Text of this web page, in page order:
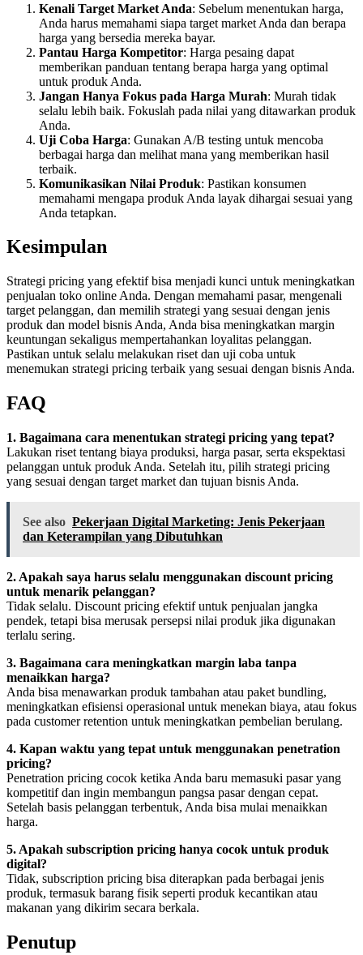
Kenali Target Market Anda: Sebelum menentukan harga,
Anda harus memahami siapa target market Anda dan berapa
harga yang bersedia mereka bayar.
Pantau Harga Kompetitor: Harga pesaing dapat
memberikan panduan tentang berapa harga yang optimal
untuk produk Anda.
Jangan Hanya Fokus pada Harga Murah: Murah tidak
selalu lebih baik. Fokuslah pada nilai yang ditawarkan produk
Anda.
Uji Coba Harga: Gunakan A/B testing untuk mencoba
berbagai harga dan melihat mana yang memberikan hasil
terbaik.
Komunikasikan Nilai Produk: Pastikan konsumen
memahami mengapa produk Anda layak dihargai sesuai yang
Anda tetapkan.
Kesimpulan
Strategi pricing yang efektif bisa menjadi kunci untuk meningkatkan
penjualan toko online Anda. Dengan memahami pasar, mengenali
target pelanggan, dan memilih strategi yang sesuai dengan jenis
produk dan model bisnis Anda, Anda bisa meningkatkan margin
keuntungan sekaligus mempertahankan loyalitas pelanggan.
Pastikan untuk selalu melakukan riset dan uji coba untuk
menemukan strategi pricing terbaik yang sesuai dengan bisnis Anda.
FAQ
1. Bagaimana cara menentukan strategi pricing yang tepat?
Lakukan riset tentang biaya produksi, harga pasar, serta ekspektasi
pelanggan untuk produk Anda. Setelah itu, pilih strategi pricing
yang sesuai dengan target market dan tujuan bisnis Anda.
See also Pekerjaan Digital Marketing: Jenis Pekerjaan
dan Keterampilan yang Dibutuhkan
2. Apakah saya harus selalu menggunakan discount pricing
untuk menarik pelanggan?
Tidak selalu. Discount pricing efektif untuk penjualan jangka
pendek, tetapi bisa merusak persepsi nilai produk jika digunakan
terlalu sering.
3. Bagaimana cara meningkatkan margin laba tanpa
menaikkan harga?
Anda bisa menawarkan produk tambahan atau paket bundling,
meningkatkan efisiensi operasional untuk menekan biaya, atau fokus
pada customer retention untuk meningkatkan pembelian berulang.
4. Kapan waktu yang tepat untuk menggunakan penetration
pricing?
Penetration pricing cocok ketika Anda baru memasuki pasar yang
kompetitif dan ingin membangun pangsa pasar dengan cepat.
Setelah basis pelanggan terbentuk, Anda bisa mulai menaikkan
harga.
5. Apakah subscription pricing hanya cocok untuk produk
digital?
Tidak, subscription pricing bisa diterapkan pada berbagai jenis
produk, termasuk barang fisik seperti produk kecantikan atau
makanan yang dikirim secara berkala.
Penutup